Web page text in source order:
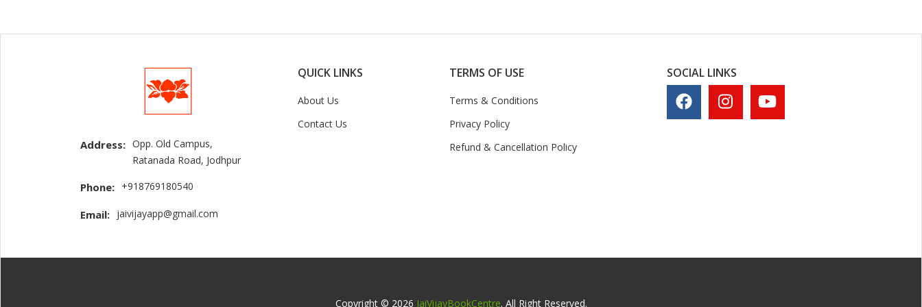
Address: Opp. Old Campus,
Ratanada Road, Jodhpur
Phone: +918769180540
Email: jaivijayapp@gmail.com
QUICK LINKS
About Us
Contact Us
TERMS OF USE
Terms & Conditions
Privacy Policy
Refund & Cancellation Policy
SOCIAL LINKS
Copyright © 2026 JaiVijayBookCentre. All Right Reserved.